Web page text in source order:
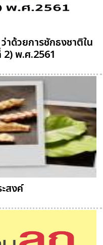
าด้วยการชักธงชาติใน
พ.ศ.2561
สงค์